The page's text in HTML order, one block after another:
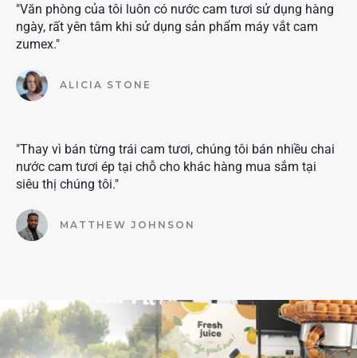
"Văn phòng của tôi luôn có nước cam tươi sử dụng hàng
ngày, rất yên tâm khi sử dụng sản phẩm máy vắt cam
zumex."
ALICIA STONE
"Thay vì bán từng trái cam tươi, chúng tôi bán nhiều chai
nước cam tươi ép tại chỗ cho khác hàng mua sắm tại
siêu thị chúng tôi."
MATTHEW JOHNSON